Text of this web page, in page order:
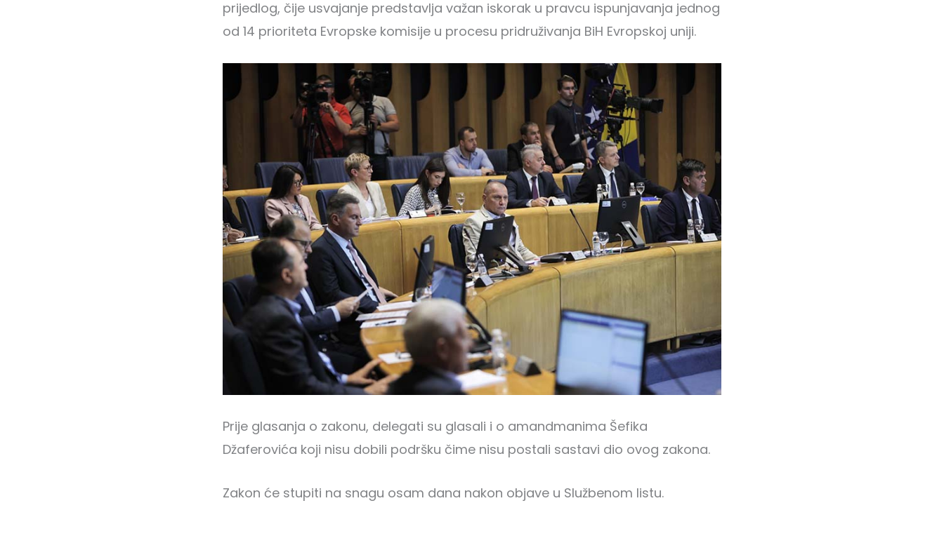
prijedlog, čije usvajanje predstavlja važan iskorak u pravcu ispunjavanja jednog
od 14 prioriteta Evropske komisije u procesu pridruživanja BiH Evropskoj uniji.
Prije glasanja o zakonu, delegati su glasali i o amandmanima Šefika
Džaferovića koji nisu dobili podršku čime nisu postali sastavi dio ovog zakona.
Zakon će stupiti na snagu osam dana nakon objave u Službenom listu.